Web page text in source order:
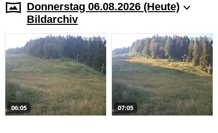
Donnerstag 06.08.2026 (Heute)
Bildarchiv
06:05 07:05